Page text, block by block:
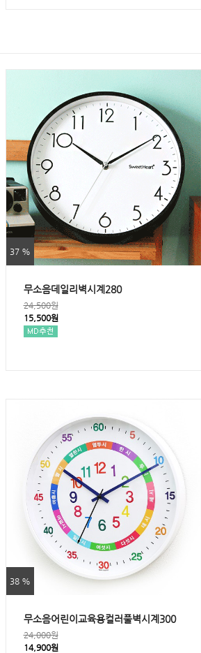
37 %
무소음데일리벽시계280
24,500원
15,500원
38 %
무소음어린이교육용컬러풀벽시계300
24,000원
14,900원